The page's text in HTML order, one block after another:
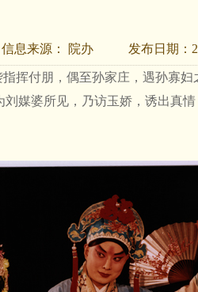
信息来源： 院办 发布日期：
指挥付朋，偶至孙家庄，遇孙寡
刘媒婆所见，乃访玉娇，诱出真